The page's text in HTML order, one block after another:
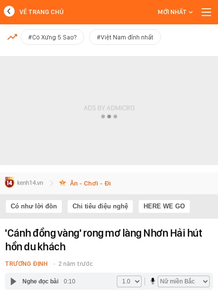
MỚI NHẤT
VỀ TRANG CHỦ MỚI NHẤT
#Có Xứng 5 Sao? #Việt Nam đỉnh nhất
Ăn - Chơi - Đi
Có như lời đồn Chi tiêu điệu nghệ HERE WE GO
'Cánh đồng vàng' rong mơ làng Nhơn Hải hút
hồn du khách
TRƯƠNG ĐỊNH 2 năm trước
Nghe đọc bài 0:10